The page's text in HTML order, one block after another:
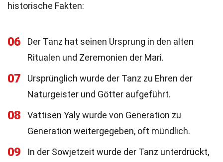
historische Fakten:
06
Der Tanz hat seinen Ursprung in den alten
Ritualen und Zeremonien der Mari.
07
Ursprünglich wurde der Tanz zu Ehren der
Naturgeister und Götter aufgeführt.
08
Vattisen Yaly wurde von Generation zu
Generation weitergegeben, oft mündlich.
09
In der Sowjetzeit wurde der Tanz unterdrückt,